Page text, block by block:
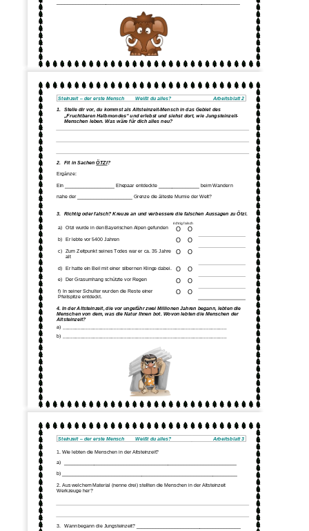
Steinzeit – der erste Mensch        Weißt du alles? Arbeitsblatt 2
1. Stelle dir vor, du kommst als Altsteinzeit-Mensch in das Gebiet des
„Fruchtbaren Halbmondes“ und erlebst und siehst dort, wie Jungsteinzeit-
Menschen leben. Was wäre für dich alles neu?
2. Fit in Sachen ÖTZI?
Ergänze:
Ein __________________ Ehepaar entdeckte _______________ beim Wandern
nahe der ____________________ Grenze die älteste Mumie der Welt?
3. Richtig oder falsch? Kreuze an und verbessere die falschen Aussagen zu Ötzi.
richtig falsch
a) Ötzi wurde in den Bayerischen Alpen gefunden O O
b) Er lebte vor 5400 Jahren O O
c)
Zum Zeitpunkt seines Todes war er ca. 35 Jahre
alt
O O
d) Er hatte ein Beil mit einer silbernen Klinge dabei. O O
e) Der Grasumhang schützte vor Regen O O
f) In seiner Schulter wurden die Reste einer
Pfeilspitze entdeckt.
O O
4. In der Altsteinzeit, die vor ungefähr zwei Millionen Jahren begann, lebten die
Menschen von dem, was die Natur Ihnen bot. Wovon lebten die Menschen der
Altsteinzeit?
a) ________________________________________________________________
b) ________________________________________________________________
Steinzeit – der erste Mensch        Weißt du alles? Arbeitsblatt 3
1. Wie lebten die Menschen in der Altsteinzeit?
a)
b) ________________________________________________________________
2. Aus welchem Material (nenne drei) stellten die Menschen in der Altsteinzeit
Werkzeuge her?
3. Wann begann die Jungsteinzeit? ______________________________________